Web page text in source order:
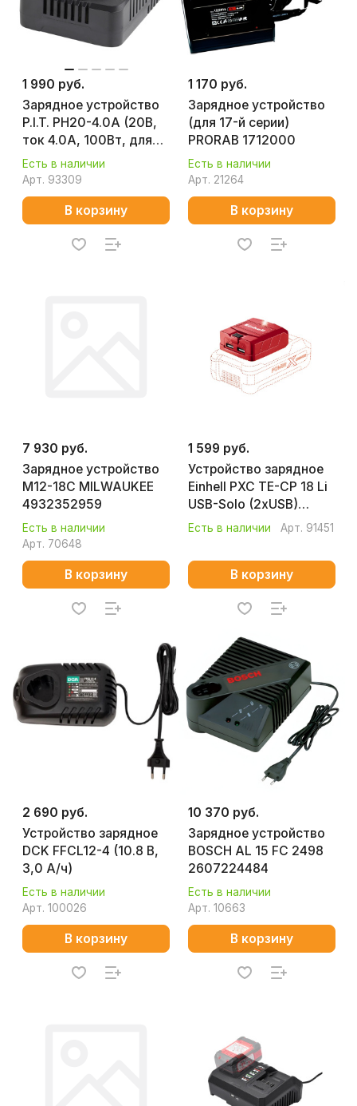
1 990 руб.
Зарядное устройство
P.I.T. PH20-4.0A (20В,
ток 4.0А, 100Вт, для
всех акб 20В системы
OnePower)
Есть в наличии
Арт. 93309
В корзину
1 170 руб.
Зарядное устройство
(для 17-й серии)
PRORAB 1712000
Есть в наличии
Арт. 21264
В корзину
7 930 руб.
Зарядное устройство
M12-18C MILWAUKEE
4932352959
Есть в наличии
Арт. 70648
В корзину
1 599 руб.
Устройство зарядное
Einhell PXC TE-CP 18 Li
USB-Solo (2xUSB)
4514120
Есть в наличии Арт. 91451
В корзину
2 690 руб.
Устройство зарядное
DCK FFCL12-4 (10.8 В,
3,0 А/ч)
Есть в наличии
Арт. 100026
В корзину
10 370 руб.
Зарядное устройство
BOSCH AL 15 FC 2498
2607224484
Есть в наличии
Арт. 10663
В корзину